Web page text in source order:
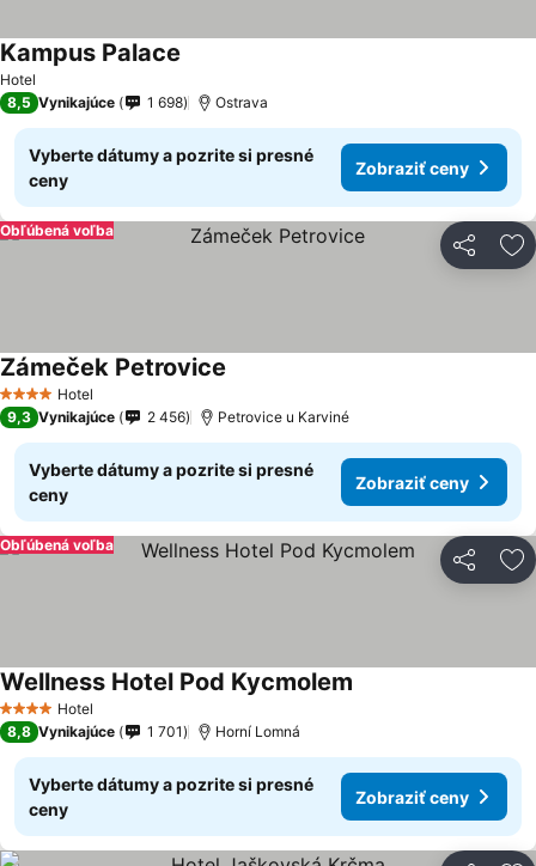
Hotel
Kampus Palace
8,5 Vynikajúce 1 698 Ostrava
Vyberte dátumy a pozrite si presné
ceny
Zobraziť ceny
Zdieľať
Obľúbená voľba
4 Počet hviezdičiek
Hotel
Zámeček Petrovice
9,3 Vynikajúce 2 456 Petrovice u Karviné
Vyberte dátumy a pozrite si presné
ceny
Zobraziť ceny
Zdieľať
Obľúbená voľba
4 Počet hviezdičiek
Hotel
Wellness Hotel Pod Kycmolem
8,8 Vynikajúce 1 701 Horní Lomná
Vyberte dátumy a pozrite si presné
ceny
Zobraziť ceny